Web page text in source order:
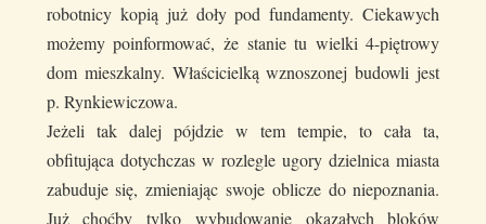
robotnicy kopią już doły pod fundamenty. Ciekawych
możemy poinformować, że stanie tu wielki 4-piętrowy
dom mieszkalny. Właścicielką wznoszonej budowli jest
p. Rynkiewiczowa.
Jeżeli tak dalej pójdzie w tem tempie, to cała ta,
obfitująca dotychczas w rozlegle ugory dzielnica miasta
zabuduje się, zmieniając swoje oblicze do niepoznania.
Już choćby tylko wybudowanie okazałych bloków